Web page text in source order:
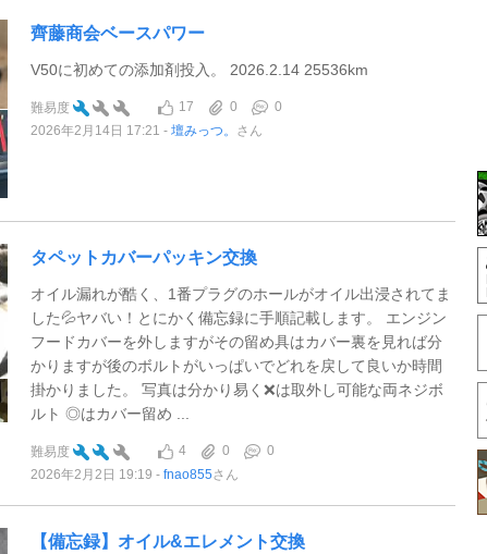
齊藤商会ベースパワー
V50に初めての添加剤投入。 2026.2.14 25536km
難易度 17 0
0
2026年2月14日 17:21
壇みっつ。 さん
タペットカバーパッキン交換
オイル漏れが酷く、1番プラグのホールがオイル出浸されてま
した💦ヤバい！とにかく備忘録に手順記載します。 エンジン
フードカバーを外しますがその留め具はカバー裏を見れば分
かりますが後のボルトがいっぱいでどれを戻して良いか時間
掛かりました。 写真は分かり易く❌は取外し可能な両ネジボ
ルト ◎はカバー留め ...
難易度 4 0
0
2026年2月2日 19:19
fnao855さん
【備忘録】オイル&エレメント交換